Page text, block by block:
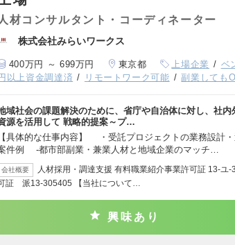
人材コンサルタント・コーディネーター
株式会社みらいワークス
400万円 ～ 699万円 東京都 上場企業 ベ
以上資金調達済
リモートワーク可能 副業しても
域社会の課題解決のために、省庁や自治体に対し、社内
源を活用して 戦略的提案～プ…
【具体的な仕事内容】 ・受託プロジェクトの業務設計
件例 ‐都市部副業・兼業人材と地域企業のマッチ…
会社概要
人材採用・調達支援 有料職業紹介事業許可証 13-ユ
証 派13-305405 【当社について…
興味あり